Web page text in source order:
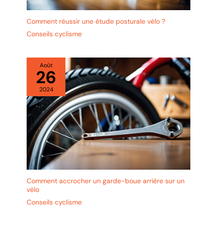
Comment réussir une étude posturale vélo ?
Conseils cyclisme
Août
26
2024
Comment accrocher un garde-boue arrière sur un
vélo
Conseils cyclisme